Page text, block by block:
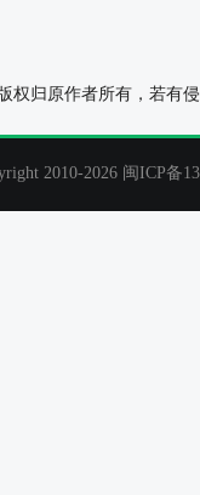
权归原作者所有，若
2010-2026 闽ICP备